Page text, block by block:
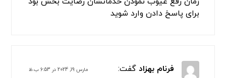
ماشینم در تهران ساعت‌های بامدادی به مشکل